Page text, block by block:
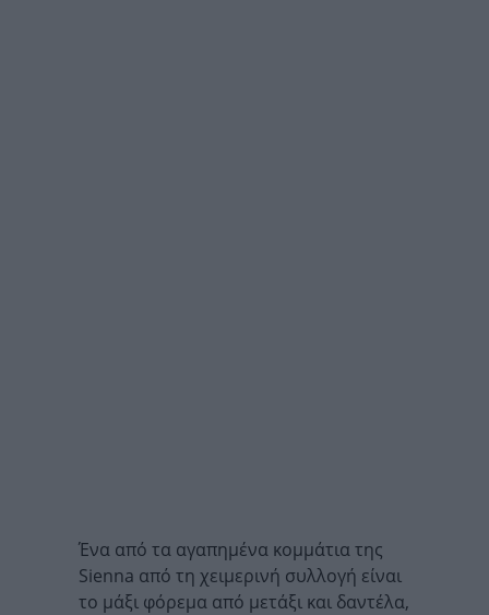
Ένα από τα αγαπημένα κομμάτια της
Sienna από τη χειμερινή συλλογή είναι
το μάξι φόρεμα από μετάξι και δαντέλα,